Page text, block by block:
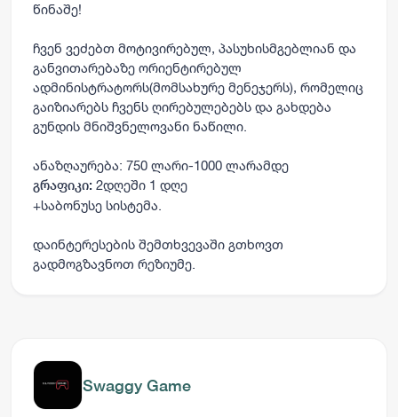
წინაშე!
ჩვენ ვეძებთ მოტივირებულ, პასუხისმგებლიან და
განვითარებაზე ორიენტირებულ
ადმინისტრატორს(მომსახურე მენეჯერს), რომელიც
გაიზიარებს ჩვენს ღირებულებებს და გახდება
გუნდის მნიშვნელოვანი ნაწილი.
ანაზღაურება: 750 ლარი-1000 ლარამდე
გრაფიკი: 2დღეში 1 დღე
+საბონუსე სისტემა.
დაინტერესების შემთხვევაში გთხოვთ
გადმოგზავნოთ რეზიუმე.
Swaggy Game